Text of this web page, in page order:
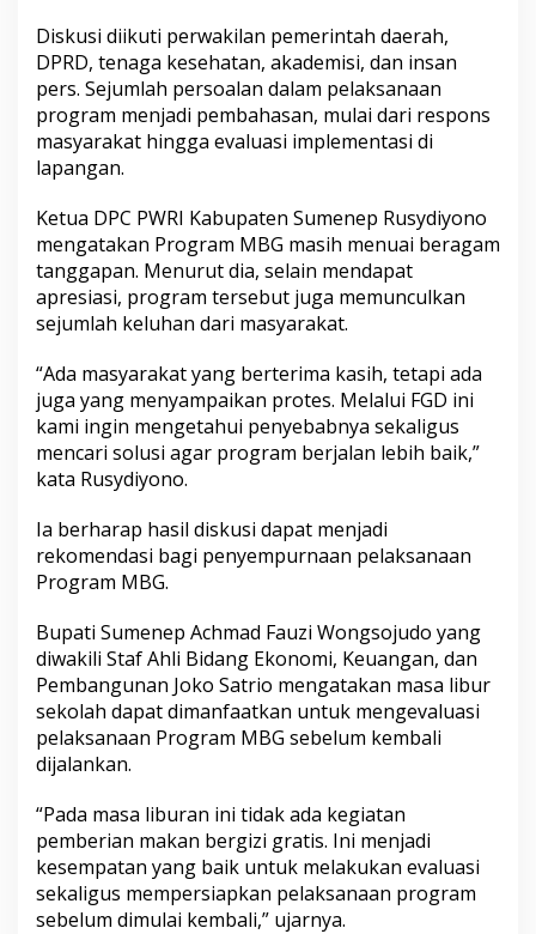
B
e
r
g
i
z
r
a
t
i
s
Diskusi diikuti perwakilan pemerintah daerah,
DPRD, tenaga kesehatan, akademisi, dan insan
pers. Sejumlah persoalan dalam pelaksanaan
program menjadi pembahasan, mulai dari respons
masyarakat hingga evaluasi implementasi di
lapangan.
Ketua DPC PWRI Kabupaten Sumenep Rusydiyono
mengatakan Program MBG masih menuai beragam
tanggapan. Menurut dia, selain mendapat
apresiasi, program tersebut juga memunculkan
sejumlah keluhan dari masyarakat.
“Ada masyarakat yang berterima kasih, tetapi ada
juga yang menyampaikan protes. Melalui FGD ini
kami ingin mengetahui penyebabnya sekaligus
mencari solusi agar program berjalan lebih baik,”
kata Rusydiyono.
Ia berharap hasil diskusi dapat menjadi
rekomendasi bagi penyempurnaan pelaksanaan
Program MBG.
Bupati Sumenep Achmad Fauzi Wongsojudo yang
diwakili Staf Ahli Bidang Ekonomi, Keuangan, dan
Pembangunan Joko Satrio mengatakan masa libur
sekolah dapat dimanfaatkan untuk mengevaluasi
pelaksanaan Program MBG sebelum kembali
dijalankan.
“Pada masa liburan ini tidak ada kegiatan
pemberian makan bergizi gratis. Ini menjadi
kesempatan yang baik untuk melakukan evaluasi
sekaligus mempersiapkan pelaksanaan program
sebelum dimulai kembali,” ujarnya.